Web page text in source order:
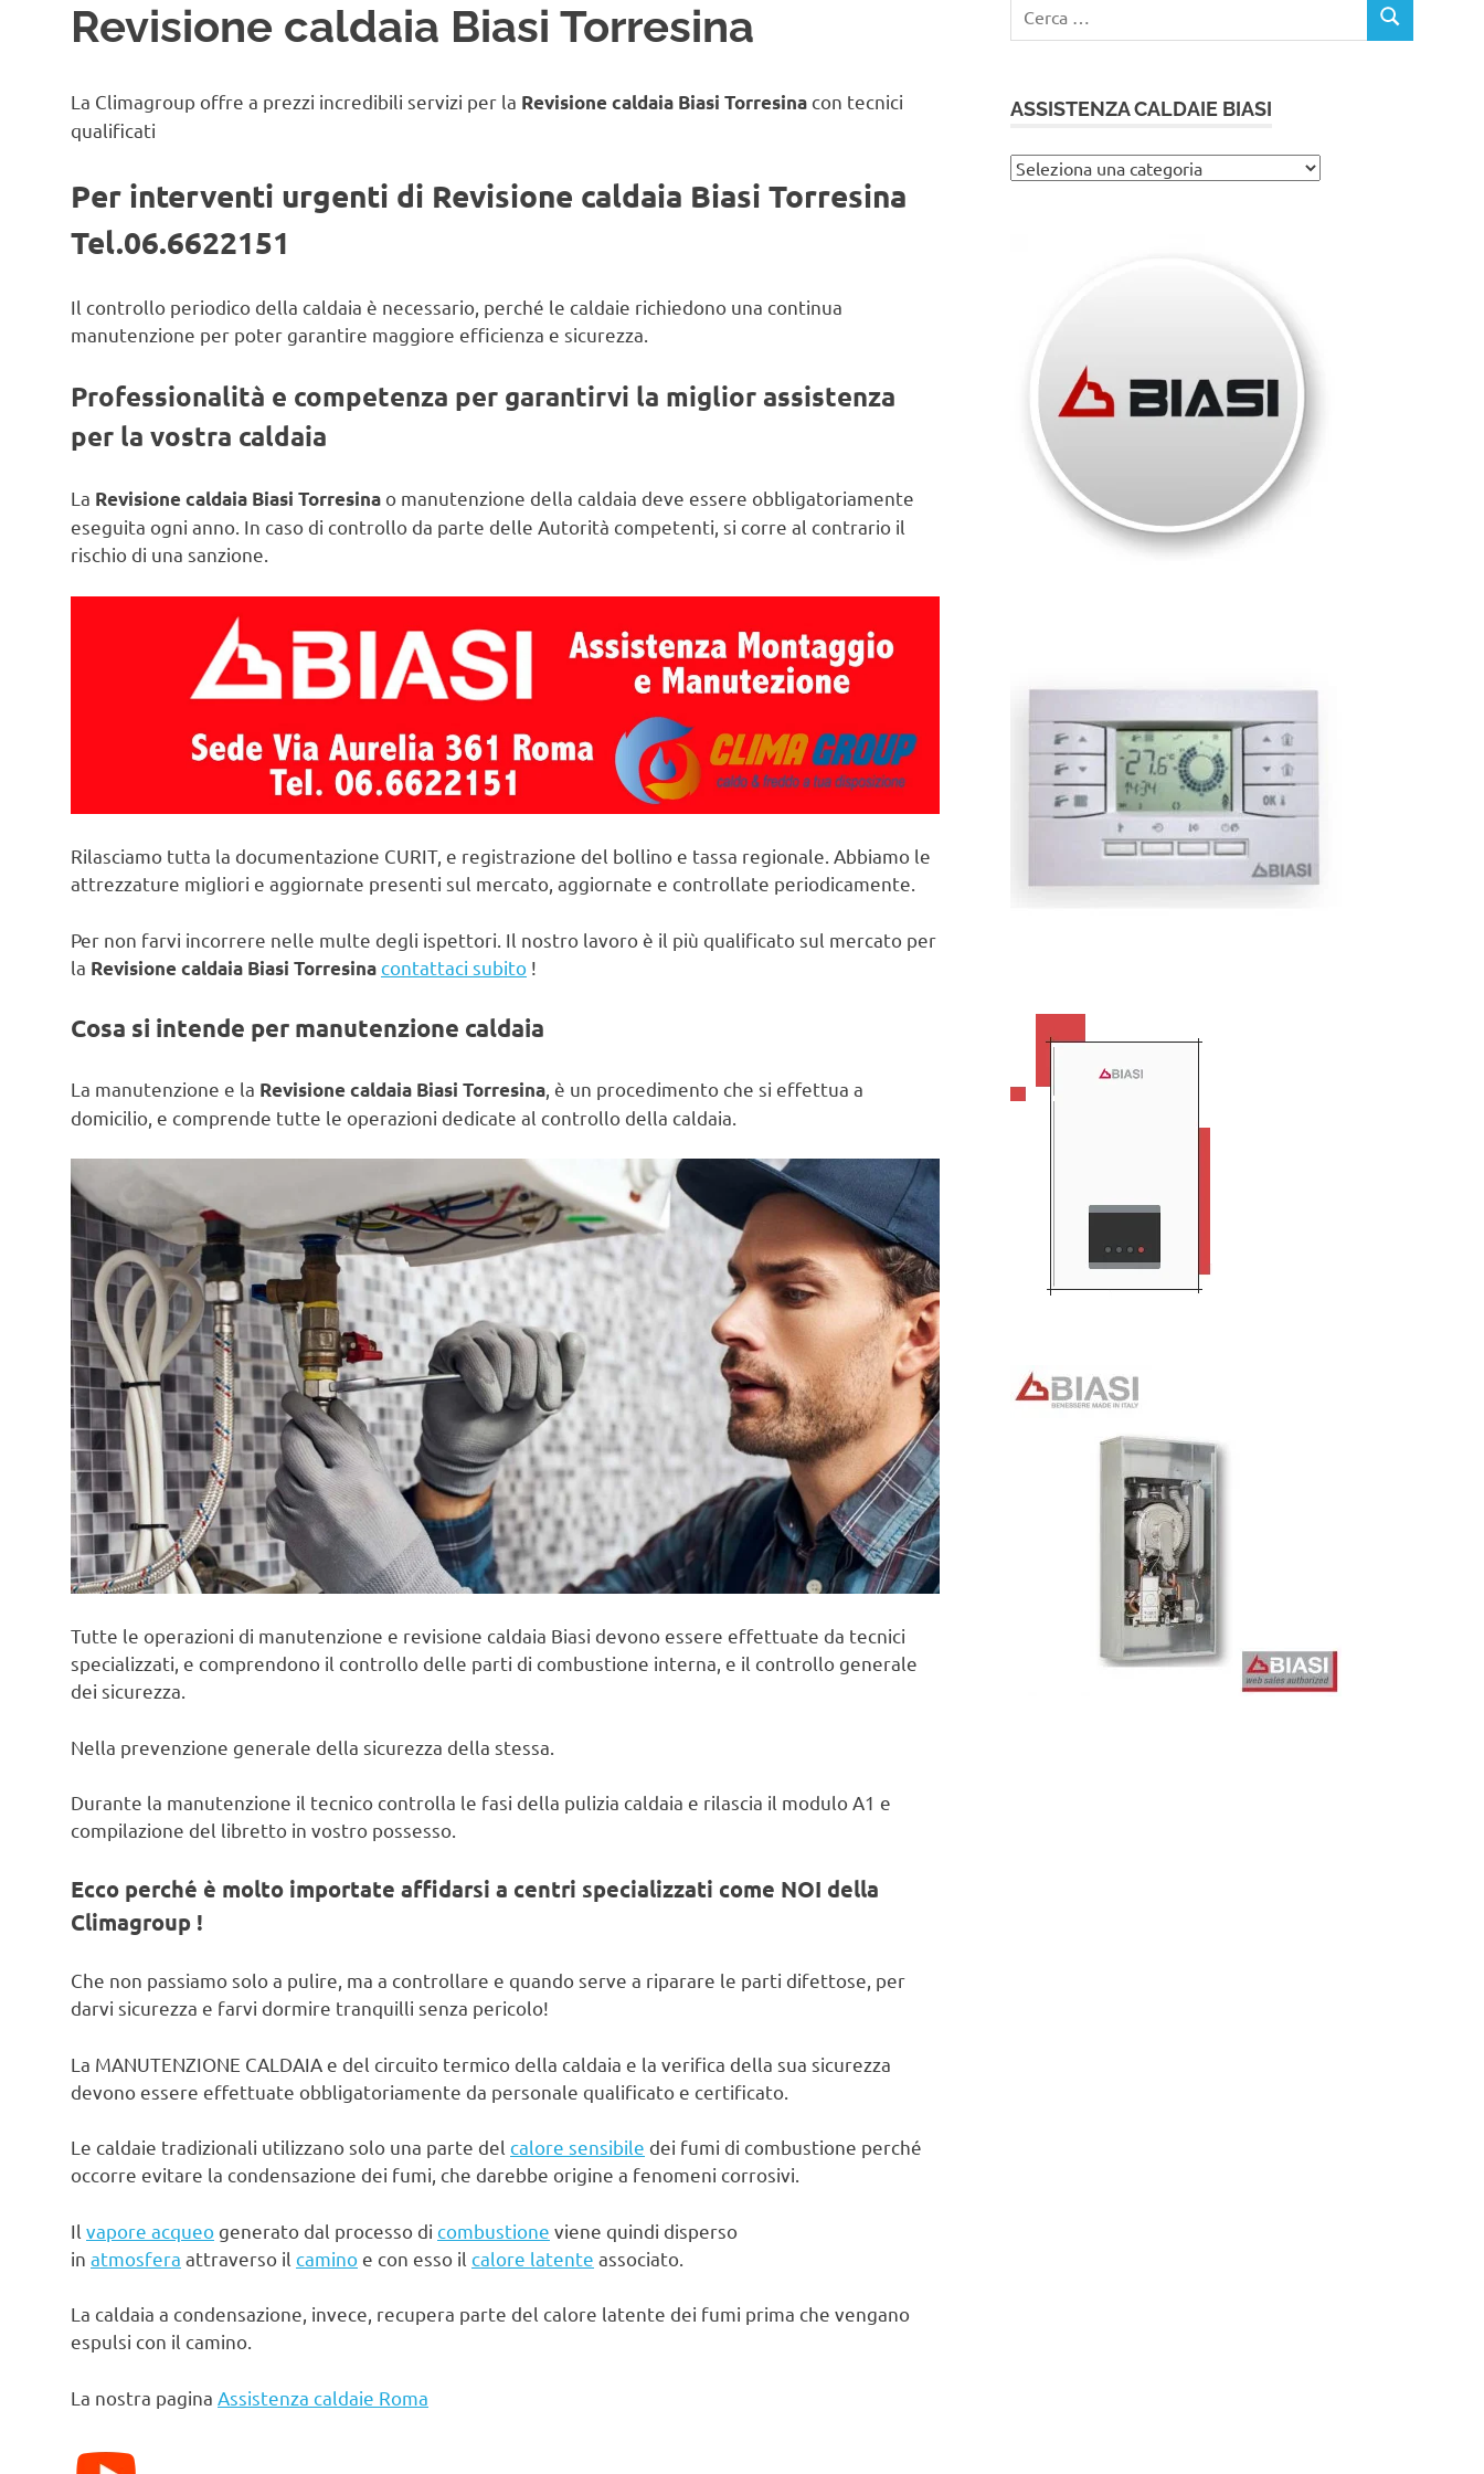
Revisione caldaia Biasi Torresina
La Climagroup offre a prezzi incredibili servizi per la Revisione caldaia Biasi Torresina con tecnici
qualificati
Per interventi urgenti di Revisione caldaia Biasi Torresina
Tel.06.6622151
Il controllo periodico della caldaia è necessario, perché le caldaie richiedono una continua
manutenzione per poter garantire maggiore efficienza e sicurezza.
Professionalità e competenza per garantirvi la miglior assistenza
per la vostra caldaia
La Revisione caldaia Biasi Torresina o manutenzione della caldaia deve essere obbligatoriamente
eseguita ogni anno. In caso di controllo da parte delle Autorità competenti, si corre al contrario il
rischio di una sanzione.
Rilasciamo tutta la documentazione CURIT, e registrazione del bollino e tassa regionale. Abbiamo le
attrezzature migliori e aggiornate presenti sul mercato, aggiornate e controllate periodicamente.
Per non farvi incorrere nelle multe degli ispettori. Il nostro lavoro è il più qualificato sul mercato per
la Revisione caldaia Biasi Torresinacontattaci subito !
Cosa si intende per manutenzione caldaia
La manutenzione e la Revisione caldaia Biasi Torresina , è un procedimento che si effettua a
domicilio, e comprende tutte le operazioni dedicate al controllo della caldaia.
Tutte le operazioni di manutenzione e revisione caldaia Biasi devono essere effettuate da tecnici
specializzati, e comprendono il controllo delle parti di combustione interna, e il controllo generale
dei sicurezza.
Nella prevenzione generale della sicurezza della stessa.
Durante la manutenzione il tecnico controlla le fasi della pulizia caldaia e rilascia il modulo A1 e
compilazione del libretto in vostro possesso.
Ecco perché è molto importate affidarsi a centri specializzati come NOI della
Climagroup !
Che non passiamo solo a pulire, ma a controllare e quando serve a riparare le parti difettose, per
darvi sicurezza e farvi dormire tranquilli senza pericolo!
La MANUTENZIONE CALDAIA e del circuito termico della caldaia e la verifica della sua sicurezza
devono essere effettuate obbligatoriamente da personale qualificato e certificato.
Le caldaie tradizionali utilizzano solo una parte del calore sensibile dei fumi di combustione perché
occorre evitare la condensazione dei fumi, che darebbe origine a fenomeni corrosivi.
Il vapore acqueo generato dal processo di combustione viene quindi disperso
in atmosfera attraverso il camino e con esso il calore latente associato.
La caldaia a condensazione, invece, recupera parte del calore latente dei fumi prima che vengano
espulsi con il camino.
La nostra pagina Assistenza caldaie Roma
per:
CERCA
ASSISTENZA CALDAIE BIASI
Assistenza